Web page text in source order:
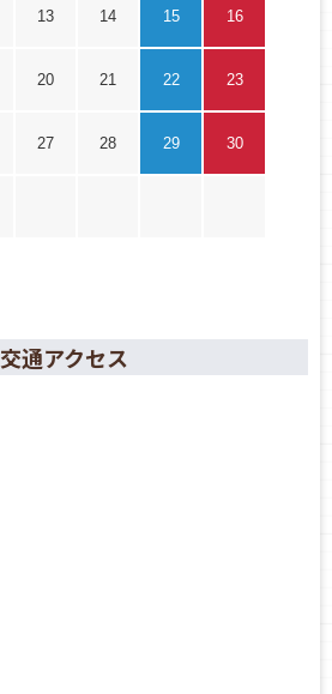
13 14 15 16
20 21 22 23
27 28 29 30
交通アクセス